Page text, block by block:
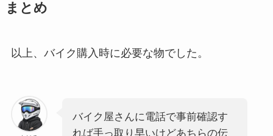
まとめ
以上、バイク購入時に必要な物でした。
バイク屋さんに電話で事前確認す
れば手っ取り早いけどあちらの伝